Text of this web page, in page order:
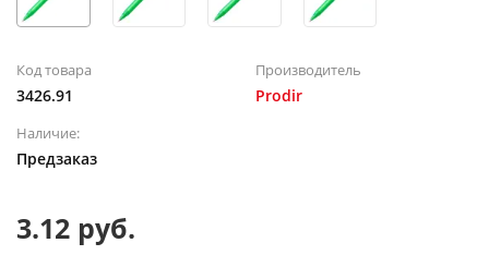
Код товара
3426.91
Производитель
Prodir
Наличие:
Предзаказ
3.12 руб.